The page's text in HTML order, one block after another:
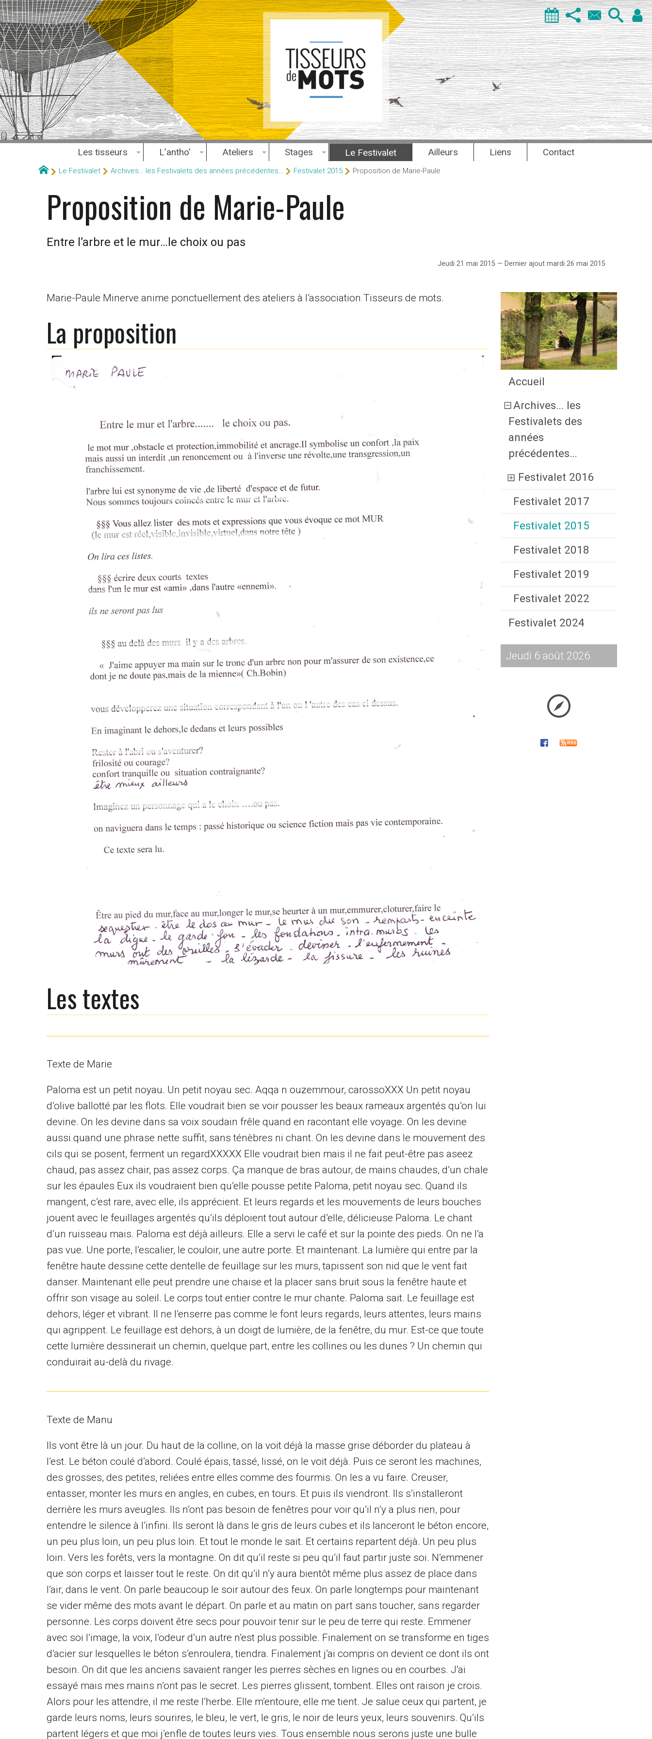
Les tisseurs L’antho’ Ateliers Stages Le Festivalet Ailleurs Liens Contact
Le Festivalet Archives… les Festivalets des années précédentes… Festivalet 2015 Proposition de Marie-Paule
Proposition de Marie-Paule
Entre l’arbre et le mur…le choix ou pas
Jeudi 21 mai 2015 — Dernier ajout mardi 26 mai 2015
Marie-Paule Minerve anime ponctuellement des ateliers à l’association Tisseurs de mots.
La proposition
Les textes
Texte de Marie
Paloma est un petit noyau. Un petit noyau sec. Aqqa n ouzemmour, carossoXXX Un petit noyau
d’olive ballotté par les flots. Elle voudrait bien se voir pousser les beaux rameaux argentés qu’on lui
devine. On les devine dans sa voix soudain frêle quand en racontant elle voyage. On les devine
aussi quand une phrase nette suffit, sans ténèbres ni chant. On les devine dans le mouvement des
cils qui se posent, ferment un regardXXXXX Elle voudrait bien mais il ne fait peut-être pas aseez
chaud, pas assez chair, pas assez corps. Ça manque de bras autour, de mains chaudes, d’un chale
sur les épaules Eux ils voudraient bien qu’elle pousse petite Paloma, petit noyau sec. Quand ils
mangent, c’est rare, avec elle, ils apprécient. Et leurs regards et les mouvements de leurs bouches
jouent avec le feuillages argentés qu’ils déploient tout autour d’elle, délicieuse Paloma. Le chant
d’un ruisseau mais. Paloma est déjà ailleurs. Elle a servi le café et sur la pointe des pieds. On ne l’a
pas vue. Une porte, l’escalier, le couloir, une autre porte. Et maintenant. La lumière qui entre par la
fenêtre haute dessine cette dentelle de feuillage sur les murs, tapissent son nid que le vent fait
danser. Maintenant elle peut prendre une chaise et la placer sans bruit sous la fenêtre haute et
offrir son visage au soleil. Le corps tout entier contre le mur chante. Paloma sait. Le feuillage est
dehors, léger et vibrant. Il ne l’enserre pas comme le font leurs regards, leurs attentes, leurs mains
qui agrippent. Le feuillage est dehors, à un doigt de lumière, de la fenêtre, du mur. Est-ce que toute
cette lumière dessinerait un chemin, quelque part, entre les collines ou les dunes ? Un chemin qui
conduirait au-delà du rivage.
Texte de Manu
Ils vont être là un jour. Du haut de la colline, on la voit déjà la masse grise déborder du plateau à
l’est. Le béton coulé d’abord. Coulé épais, tassé, lissé, on le voit déjà. Puis ce seront les machines,
des grosses, des petites, reliées entre elles comme des fourmis. On les a vu faire. Creuser,
entasser, monter les murs en angles, en cubes, en tours. Et puis ils viendront. Ils s’installeront
derrière les murs aveugles. Ils n’ont pas besoin de fenêtres pour voir qu’il n’y a plus rien, pour
entendre le silence à l’infini. Ils seront là dans le gris de leurs cubes et ils lanceront le béton encore,
un peu plus loin, un peu plus loin. Et tout le monde le sait. Et certains repartent déjà. Un peu plus
loin. Vers les forêts, vers la montagne. On dit qu’il reste si peu qu’il faut partir juste soi. N’emmener
que son corps et laisser tout le reste. On dit qu’il n’y aura bientôt même plus assez de place dans
l’air, dans le vent. On parle beaucoup le soir autour des feux. On parle longtemps pour maintenant
se vider même des mots avant le départ. On parle et au matin on part sans toucher, sans regarder
personne. Les corps doivent être secs pour pouvoir tenir sur le peu de terre qui reste. Emmener
avec soi l’image, la voix, l’odeur d’un autre n’est plus possible. Finalement on se transforme en tiges
d’acier sur lesquelles le béton s’enroulera, tiendra. Finalement j’ai compris on devient ce dont ils ont
besoin. On dit que les anciens savaient ranger les pierres sèches en lignes ou en courbes. J’ai
essayé mais mes mains n’ont pas le secret. Les pierres glissent, tombent. Elles ont raison je crois.
Alors pour les attendre, il me reste l’herbe. Elle m’entoure, elle me tient. Je salue ceux qui partent, je
garde leurs noms, leurs sourires, le bleu, le vert, le gris, le noir de leurs yeux, leurs souvenirs. Qu’ils
partent légers et que moi j’enfle de toutes leurs vies. Tous ensemble nous serons juste une bulle
Accueil
Archives… les
Festivalets des
années
précédentes…
Festivalet 2016
Festivalet 2017
Festivalet 2015
Festivalet 2018
Festivalet 2019
Festivalet 2022
Festivalet 2024
Jeudi 6 août 2026